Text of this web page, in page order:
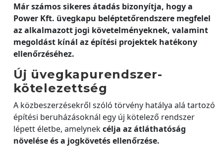
Már számos sikeres átadás bizonyítja, hogy a
Power Kft. üvegkapu beléptetőrendszere megfelel
az alkalmazott jogi követelményeknek, valamint
megoldást kínál az építési projektek hatékony
ellenőrzéséhez.
Új üvegkapurendszer-
kötelezettség
A közbeszerzésekről szóló törvény hatálya alá tartozó
építési beruházásoknál egy új kötelező rendszer
lépett életbe, amelynekcélja az átláthatóság
növelése és a jogkövetés ellenőrzése.